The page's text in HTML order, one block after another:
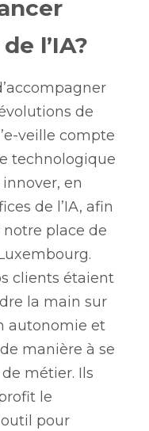
l’IA?
de
veille compte
technologique
en
de l’IA, afin
place de
clients étaient
la main sur
autonomie et
manière à se
métier. Ils
le
pour